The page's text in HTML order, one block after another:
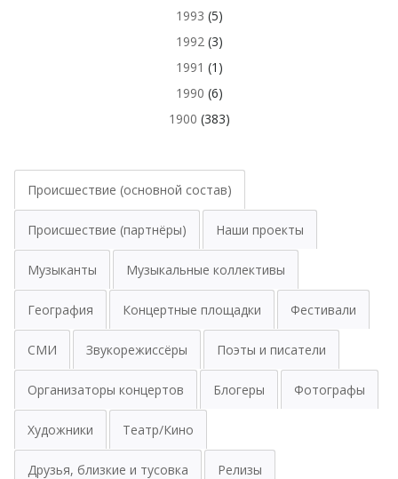
1993 (5)
1992(3)
1991 (1)
1990 (6)
1900 (383)
Происшествие (основной состав)
Происшествие (партнёры) Наши проекты
Музыканты Музыкальные коллективы
География Концертные площадки Фестивали
СМИ Звукорежиссёры Поэты и писатели
Организаторы концертов Блогеры Фотографы
Художники Театр/Кино
Друзья, близкие и тусовка Релизы